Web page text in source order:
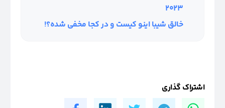
۲۰۲۳
خالق شیبا اینو کیست و در کجا مخفی شده؟!
اشتراک گذاری